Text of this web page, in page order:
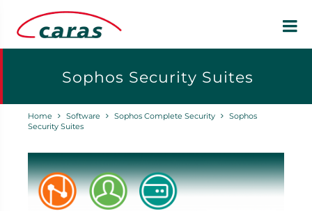
Sophos Security Suites
Home Software Sophos Complete Security
Sophos
Security Suites